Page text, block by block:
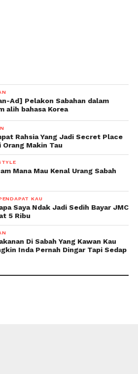
Ad] Pelakon Sabahan dalam
alih bahasa Korea
Rahsia Yang Jadi Secret Place
Orang Makin Tau
Mana Mau Kenal Urang Sabah
KAU
Saya Ndak Jadi Sedih Bayar JMC
5 Ribu
Di Sabah Yang Kawan Kau
Inda Pernah Dingar Tapi Sedap